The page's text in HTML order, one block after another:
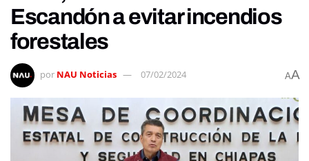
Escandón a evitar incendios
forestales
por NAU Noticias 07/02/2024 AA